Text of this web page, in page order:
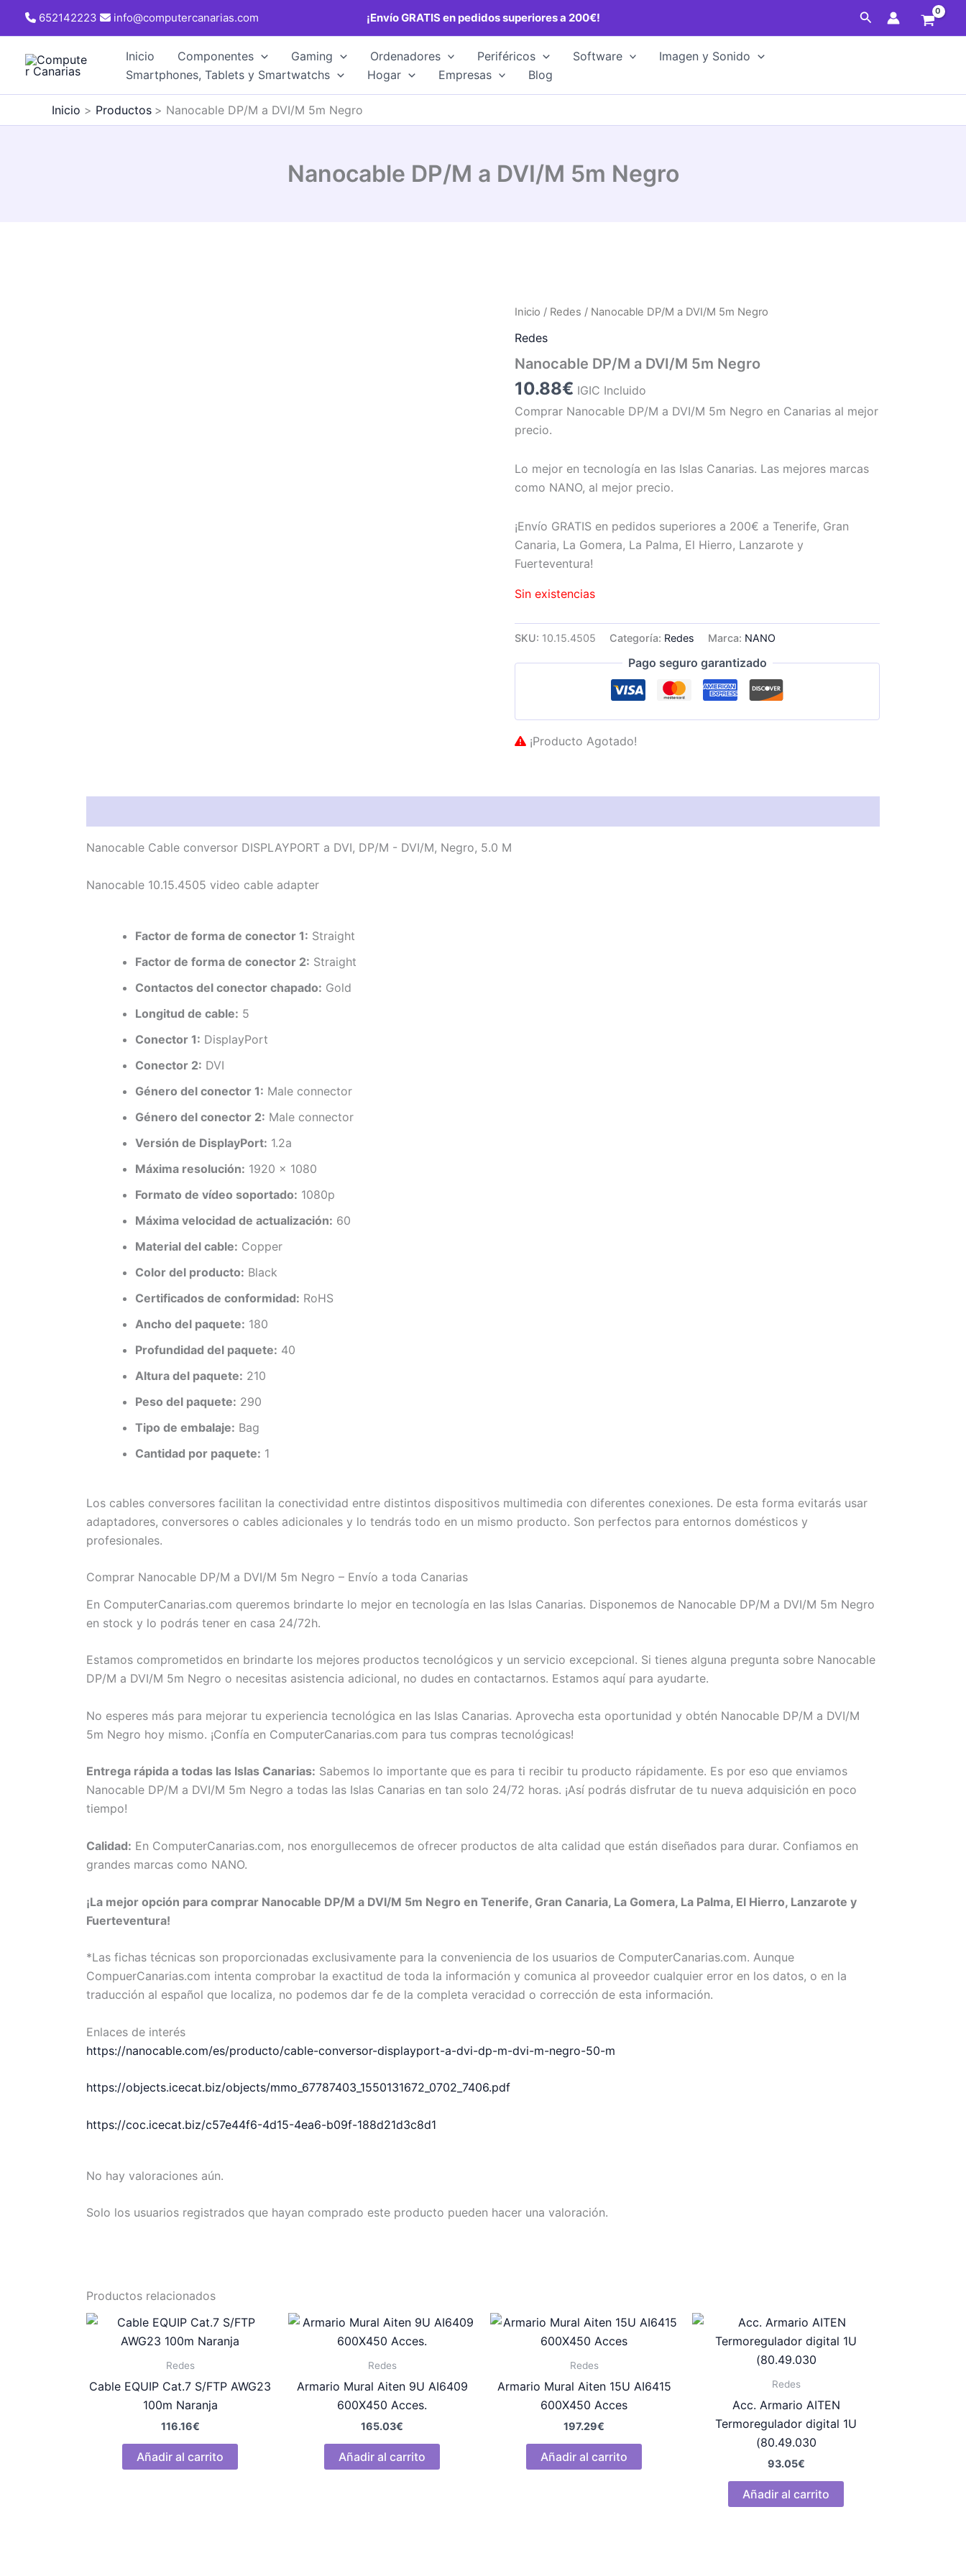
652142223 info@computercanarias.com ¡Envío GRATIS en pedidos superiores a 200€! Buscar
Inicio Componentes Gaming Ordenadores Periféricos Software
Imagen y Sonido
Smartphones, Tablets y Smartwatchs
Hogar Empresas Blog
Inicio Productos Nanocable DP/M a DVI/M 5m Negro
Nanocable DP/M a DVI/M 5m Negro
Inicio / Redes / Nanocable DP/M a DVI/M 5m Negro
Redes
Nanocable DP/M a DVI/M 5m Negro
10.88€ IGIC Incluido
Comprar Nanocable DP/M a DVI/M 5m Negro en Canarias al mejor
precio.
Lo mejor en tecnología en las Islas Canarias. Las mejores marcas
como NANO, al mejor precio.
¡Envío GRATIS en pedidos superiores a 200€ a Tenerife, Gran
Canaria, La Gomera, La Palma, El Hierro, Lanzarote y
Fuerteventura!
Sin existencias
SKU: 10.15.4505 Categoría: Redes Marca: NANO
Pago seguro garantizado
¡Producto Agotado!
Nanocable Cable conversor DISPLAYPORT a DVI, DP/M - DVI/M, Negro, 5.0 M
Nanocable 10.15.4505 video cable adapter
Factor de forma de conector 1: Straight
Factor de forma de conector 2: Straight
Contactos del conector chapado: Gold
Longitud de cable: 5
Conector 1: DisplayPort
Conector 2: DVI
Género del conector 1: Male connector
Género del conector 2: Male connector
Versión de DisplayPort: 1.2a
Máxima resolución: 1920 x 1080
Formato de vídeo soportado: 1080p
Máxima velocidad de actualización: 60
Material del cable: Copper
Color del producto: Black
Certificados de conformidad: RoHS
Ancho del paquete: 180
Profundidad del paquete: 40
Altura del paquete: 210
Peso del paquete: 290
Tipo de embalaje: Bag
Cantidad por paquete: 1
Los cables conversores facilitan la conectividad entre distintos dispositivos multimedia con diferentes conexiones. De esta forma evitarás usar
adaptadores, conversores o cables adicionales y lo tendrás todo en un mismo producto. Son perfectos para entornos domésticos y
profesionales.
Comprar Nanocable DP/M a DVI/M 5m Negro – Envío a toda Canarias
En ComputerCanarias.com queremos brindarte lo mejor en tecnología en las Islas Canarias. Disponemos de Nanocable DP/M a DVI/M 5m Negro
en stock y lo podrás tener en casa 24/72h.
Estamos comprometidos en brindarte los mejores productos tecnológicos y un servicio excepcional. Si tienes alguna pregunta sobre Nanocable
DP/M a DVI/M 5m Negro o necesitas asistencia adicional, no dudes en contactarnos. Estamos aquí para ayudarte.
No esperes más para mejorar tu experiencia tecnológica en las Islas Canarias. Aprovecha esta oportunidad y obtén Nanocable DP/M a DVI/M
5m Negro hoy mismo. ¡Confía en ComputerCanarias.com para tus compras tecnológicas!
Entrega rápida a todas las Islas Canarias: Sabemos lo importante que es para ti recibir tu producto rápidamente. Es por eso que enviamos
Nanocable DP/M a DVI/M 5m Negro a todas las Islas Canarias en tan solo 24/72 horas. ¡Así podrás disfrutar de tu nueva adquisición en poco
tiempo!
Calidad: En ComputerCanarias.com, nos enorgullecemos de ofrecer productos de alta calidad que están diseñados para durar. Confiamos en
grandes marcas como NANO.
¡La mejor opción para comprar Nanocable DP/M a DVI/M 5m Negro en Tenerife, Gran Canaria, La Gomera, La Palma, El Hierro, Lanzarote y
Fuerteventura!
*Las fichas técnicas son proporcionadas exclusivamente para la conveniencia de los usuarios de ComputerCanarias.com. Aunque
CompuerCanarias.com intenta comprobar la exactitud de toda la información y comunica al proveedor cualquier error en los datos, o en la
traducción al español que localiza, no podemos dar fe de la completa veracidad o corrección de esta información.
Enlaces de interés
https://nanocable.com/es/producto/cable-conversor-displayport-a-dvi-dp-m-dvi-m-negro-50-m
https://objects.icecat.biz/objects/mmo_67787403_1550131672_0702_7406.pdf
https://coc.icecat.biz/c57e44f6-4d15-4ea6-b09f-188d21d3c8d1
No hay valoraciones aún.
Solo los usuarios registrados que hayan comprado este producto pueden hacer una valoración.
Productos relacionados
Redes
Cable EQUIP Cat.7 S/FTP AWG23
100m Naranja
116.16€
Añadir al carrito
Redes
Armario Mural Aiten 9U AI6409
600X450 Acces.
165.03€
Añadir al carrito
Redes
Armario Mural Aiten 15U AI6415
600X450 Acces
197.29€
Añadir al carrito
Redes
Acc. Armario AITEN
Termoregulador digital 1U
(80.49.030
93.05€
Añadir al carrito